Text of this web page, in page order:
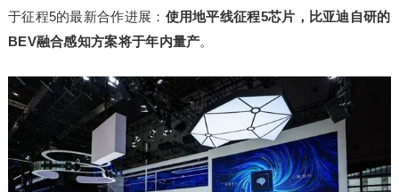
于征程5的最新合作进展： 使用地平线征程5芯片，比亚迪自研的
BEV融合感知方案将于年内量产。